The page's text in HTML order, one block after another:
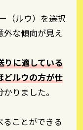
（ルウ）を選択
外な傾向が見え
りに適している
どルウの方が仕
りました。
ことができる